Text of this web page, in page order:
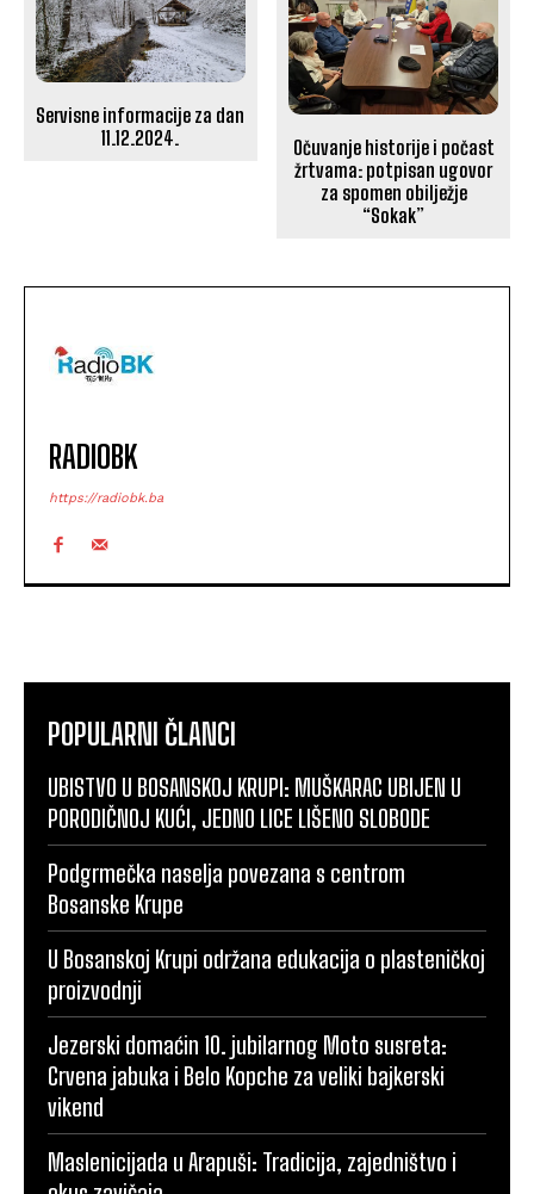
Servisne informacije za dan
11.12.2024.
Očuvanje historije i počast
žrtvama: potpisan ugovor
za spomen obilježje
“Sokak”
RADIOBK
https://radiobk.ba
POPULARNI ČLANCI
UBISTVO U BOSANSKOJ KRUPI: MUŠKARAC UBIJEN U
PORODIČNOJ KUĆI, JEDNO LICE LIŠENO SLOBODE
Podgrmečka naselja povezana s centrom
Bosanske Krupe
U Bosanskoj Krupi održana edukacija o plasteničkoj
proizvodnji
Jezerski domaćin 10. jubilarnog Moto susreta:
Crvena jabuka i Belo Kopche za veliki bajkerski
vikend
Maslenicijada u Arapuši: Tradicija, zajedništvo i